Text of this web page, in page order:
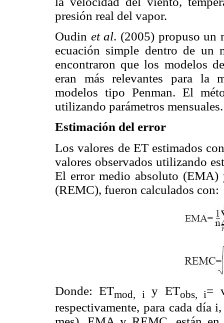
presión real del vapor.
Oudin et al. (2005) propuso un
ecuación simple dentro de un
encontraron que los modelos
eran más relevantes para la
modelos tipo Penman. El
utilizando parámetros mensuales.
Estimación del error
Los valores de ET estimados
valores observados utilizando
El error medio absoluto (EMA)
(REMC), fueron calculados con:
Donde: ETmod, i y ETobs, i=
respectivamente, para cada día